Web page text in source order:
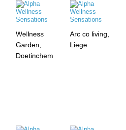
Wellness
Garden,
Doetinchem
Arc co living,
Liege